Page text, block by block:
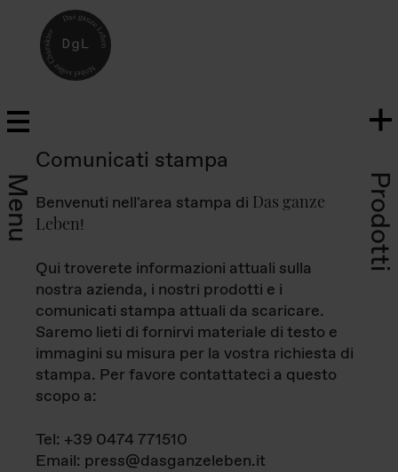
Menu Prodotti
Comunicati stampa
Benvenuti nell'area stampa di Das ganze
Leben!
Qui troverete informazioni attuali sulla
nostra azienda, i nostri prodotti e i
comunicati stampa attuali da scaricare.
Saremo lieti di fornirvi materiale di testo e
immagini su misura per la vostra richiesta di
stampa. Per favore contattateci a questo
scopo a:
Tel: +39 0474 771510
Email: press@dasganzeleben.it